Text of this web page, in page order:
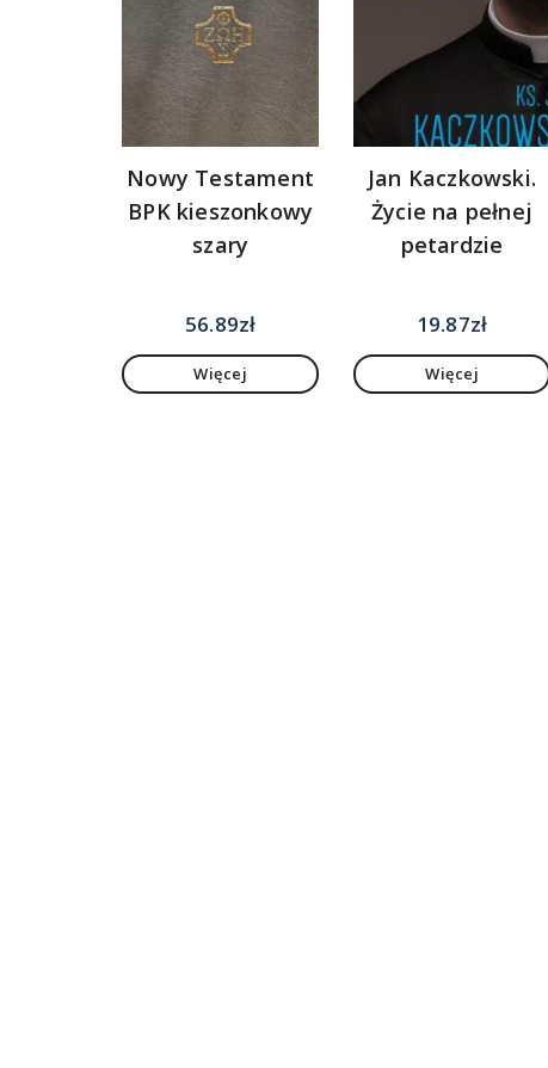
Nowy Testament
BPK kieszonkowy
szary
56.89zł
Więcej
Jan Kaczkowski.
Życie na pełnej
petardzie
19.87zł
Więcej